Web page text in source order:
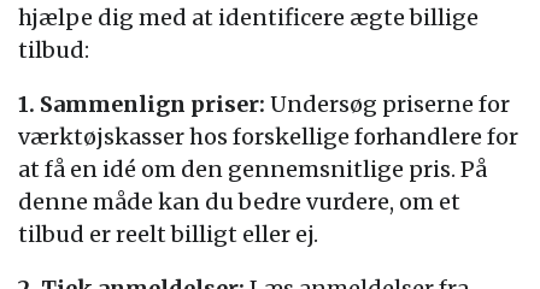
hjælpe dig med at identificere ægte billige
tilbud:
1. Sammenlign priser: Undersøg priserne for
værktøjskasser hos forskellige forhandlere for
at få en idé om den gennemsnitlige pris. På
denne måde kan du bedre vurdere, om et
tilbud er reelt billigt eller ej.